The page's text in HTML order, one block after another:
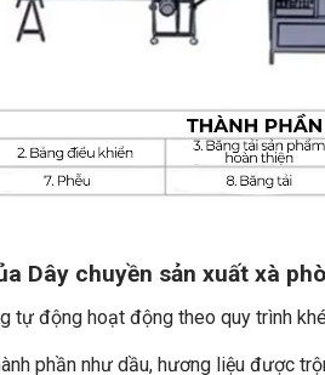
Dây chuyền sản xuất xà
tự động hoạt động theo quy trình
phần như dầu, hương liệu được